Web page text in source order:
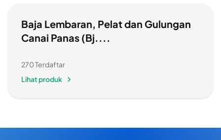
Baja Lembaran, Pelat dan Gulungan
Canai Panas (Bj....
270 Terdaftar
Lihat produk